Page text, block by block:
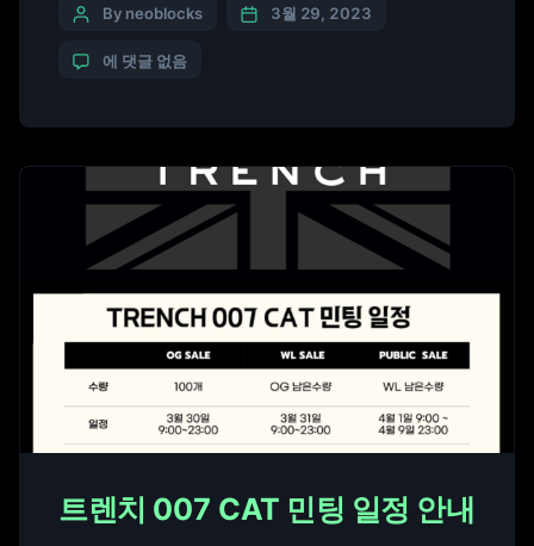
를 개발해 출시한다고 29일 밝혔다. 서머홀 증류소는
준 신비한 물약 이야기’라는 캐릭터와 고유한 세계관
By neoblocks 3월 29, 2023
에 댓글 없음
트렌치 007 CAT 민팅 일정 안내